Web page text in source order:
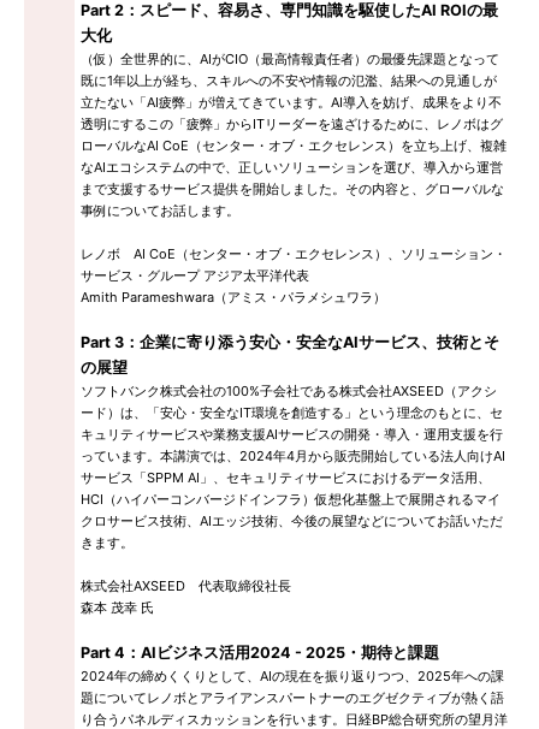
Part 2：スピード、容易さ、専門知識を駆使したAI ROIの最
大化
（仮）全世界的に、AIがCIO（最高情報責任者）の最優先課題となって
既に1年以上が経ち、スキルへの不安や情報の氾濫、結果への見通しが
立たない「AI疲弊」が増えてきています。AI導入を妨げ、成果をより不
透明にするこの「疲弊」からITリーダーを遠ざけるために、レノボはグ
ローバルなAI CoE（センター・オブ・エクセレンス）を立ち上げ、複雑
なAIエコシステムの中で、正しいソリューションを選び、導入から運営
まで支援するサービス提供を開始しました。その内容と、グローバルな
事例についてお話します。
レノボ AI CoE（センター・オブ・エクセレンス）、ソリューション・
サービス・グループ アジア太平洋代表
Amith Parameshwara（アミス・パラメシュワラ）
Part 3：企業に寄り添う安心・安全なAIサービス、技術とそ
の展望
ソフトバンク株式会社の100%子会社である株式会社AXSEED（アクシ
ード）は、「安心・安全なIT環境を創造する」という理念のもとに、セ
キュリティサービスや業務支援AIサービスの開発・導入・運用支援を行
っています。本講演では、2024年4月から販売開始している法人向けAI
サービス「SPPM AI」、セキュリティサービスにおけるデータ活用、
HCI（ハイパーコンバージドインフラ）仮想化基盤上で展開されるマイ
クロサービス技術、AIエッジ技術、今後の展望などについてお話いただ
きます。
株式会社AXSEED 代表取締役社長
森本 茂幸 氏
Part 4：AIビジネス活用2024 - 2025・期待と課題
2024年の締めくくりとして、AIの現在を振り返りつつ、2025年への課
題についてレノボとアライアンスパートナーのエグゼクティブが熱く語
り合うパネルディスカッションを行います。日経BP総合研究所の望月洋